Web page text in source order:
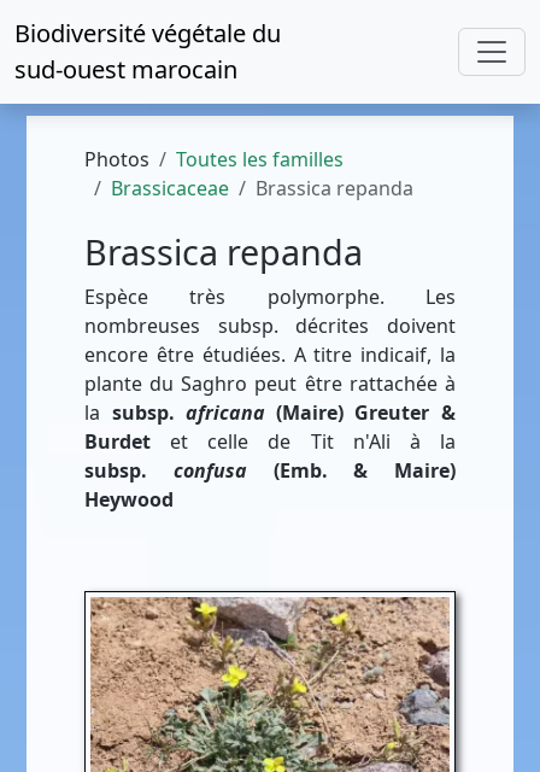
Biodiversité végétale du
sud-ouest marocain
Photos
Toutes les familles
Brassicaceae
Brassica repanda
Brassica repanda
Espèce très polymorphe. Les
nombreuses subsp. décrites doivent
encore être étudiées. A titre indicaif, la
plante du Saghro peut être rattachée à
la subsp. africana(Maire) Greuter &
Burdet et celle de Tit n'Ali à la
subsp. confusa (Emb. & Maire)
Heywood